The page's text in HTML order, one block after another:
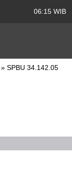
06:15 WIB
» SPBU 34.142.05